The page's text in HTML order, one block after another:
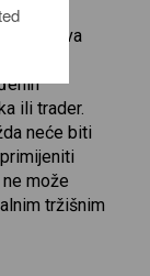
od
naziva
ili trader.
neće biti
može
tržišnim